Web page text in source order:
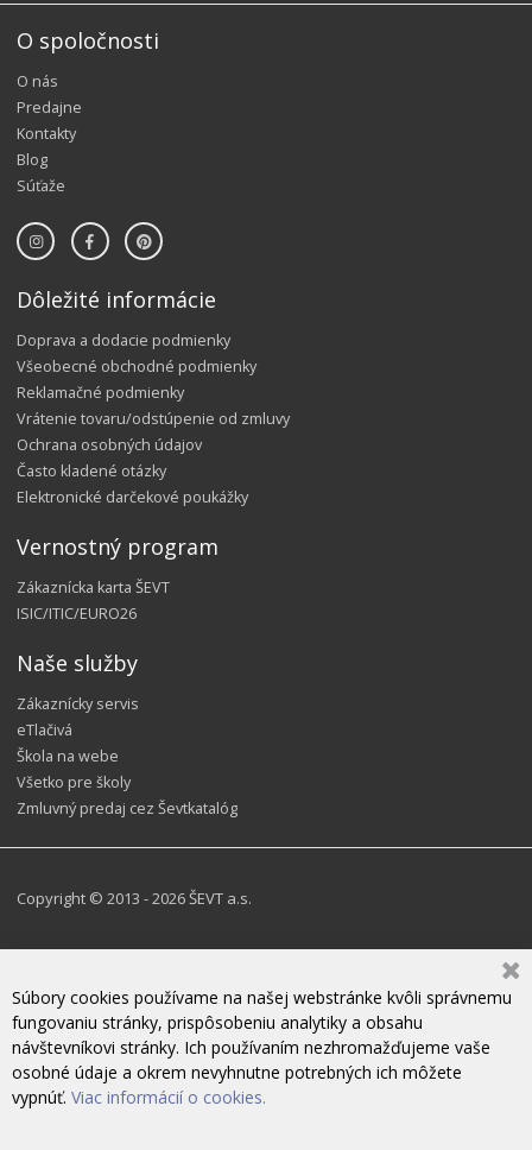
O spoločnosti
O nás
Predajne
Kontakty
Blog
Súťaže
Dôležité informácie
Doprava a dodacie podmienky
Všeobecné obchodné podmienky
Reklamačné podmienky
Vrátenie tovaru/odstúpenie od zmluvy
Ochrana osobných údajov
Často kladené otázky
Elektronické darčekové poukážky
Vernostný program
Zákaznícka karta ŠEVT
ISIC/ITIC/EURO26
Naše služby
Zákaznícky servis
eTlačivá
Škola na webe
Všetko pre školy
Zmluvný predaj cez Ševtkatalóg
Copyright © 2013 - 2026 ŠEVT a.s.
Súbory cookies používame na našej webstránke kvôli správnemu
fungovaniu stránky, prispôsobeniu analytiky a obsahu
návštevníkovi stránky. Ich používaním nezhromažďujeme vaše
osobné údaje a okrem nevyhnutne potrebných ich môžete
vypnúť. Viac informácií o cookies.